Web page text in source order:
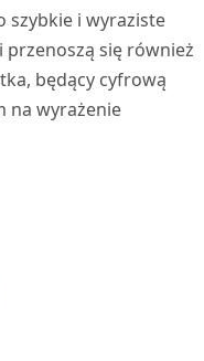
szybkie i wyraziste
się również
będący cyfrową
na wyrażenie